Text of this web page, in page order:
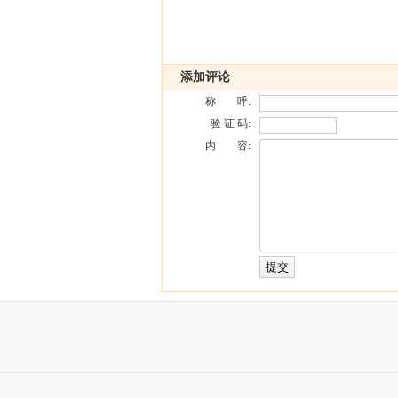
添加评论
称 呼:
验 证 码:
内 容: